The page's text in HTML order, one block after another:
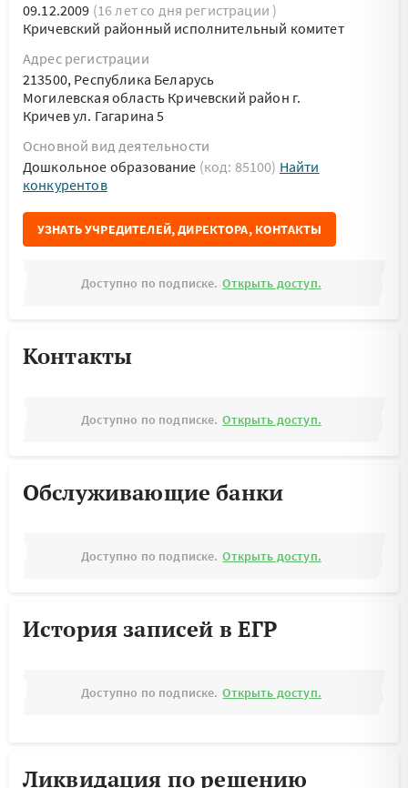
09.12.2009 (16 лет со дня регистрации )
Кричевский районный исполнительный комитет
Адрес регистрации
213500, Республика Беларусь
Могилевская область Кричевский район г.
Кричев ул. Гагарина 5
Основной вид деятельности
Дошкольное образование (код: 85100) Найти
конкурентов
УЗНАТЬ УЧРЕДИТЕЛЕЙ, ДИРЕКТОРА, КОНТАКТЫ
Доступно по подписке. Открыть доступ.
Контакты
Доступно по подписке. Открыть доступ.
Обслуживающие банки
Доступно по подписке. Открыть доступ.
История записей в ЕГР
Доступно по подписке. Открыть доступ.
Ликвидация по решению